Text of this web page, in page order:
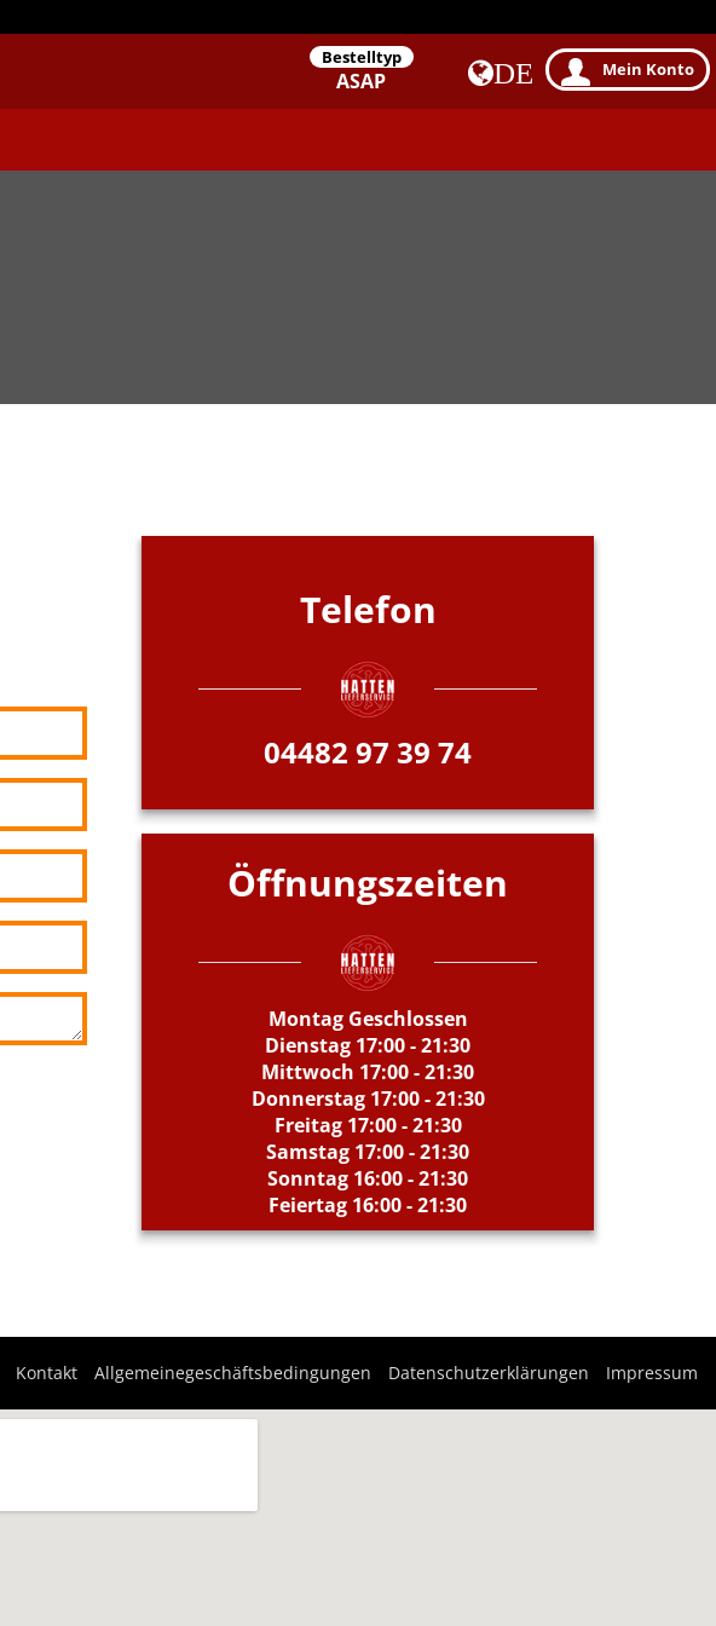
Mein Konto
DE
Bestelltyp
ASAP
Telefon
04482 97 39 74
Öffnungszeiten
Montag Geschlossen
Dienstag 17:00 - 21:30
Mittwoch 17:00 - 21:30
Donnerstag 17:00 - 21:30
Freitag 17:00 - 21:30
Samstag 17:00 - 21:30
Sonntag 16:00 - 21:30
Feiertag 16:00 - 21:30
Kontakt Allgemeinegeschäftsbedingungen Datenschutzerklärungen Impressum